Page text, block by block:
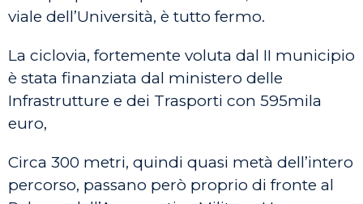
viale dell’Università, è tutto fermo.
La ciclovia, fortemente voluta dal II municipio
è stata finanziata dal ministero delle
Infrastrutture e dei Trasporti con 595mila
euro,
Circa 300 metri, quindi quasi metà dell’intero
percorso, passano però proprio di fronte al